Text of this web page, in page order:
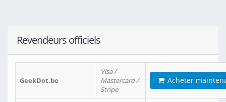
Revendeurs officiels
GeekDot.be
Visa /
Mastercard /
Stripe
Acheter